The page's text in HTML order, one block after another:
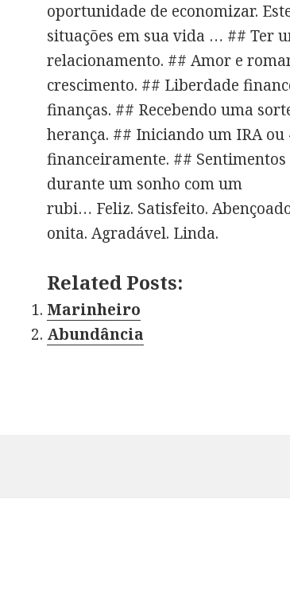
oportunidade de economizar.
situações em sua vida … ## Ter
relacionamento. ## Amor e
crescimento. ## Liberdade
finanças. ## Recebendo uma
herança. ## Iniciando um IRA
financeiramente. ##
durante um sonho com um
rubi… Feliz. Satisfeito.
onita. Agradável. Linda.
Related Posts:
Marinheiro
Abundância